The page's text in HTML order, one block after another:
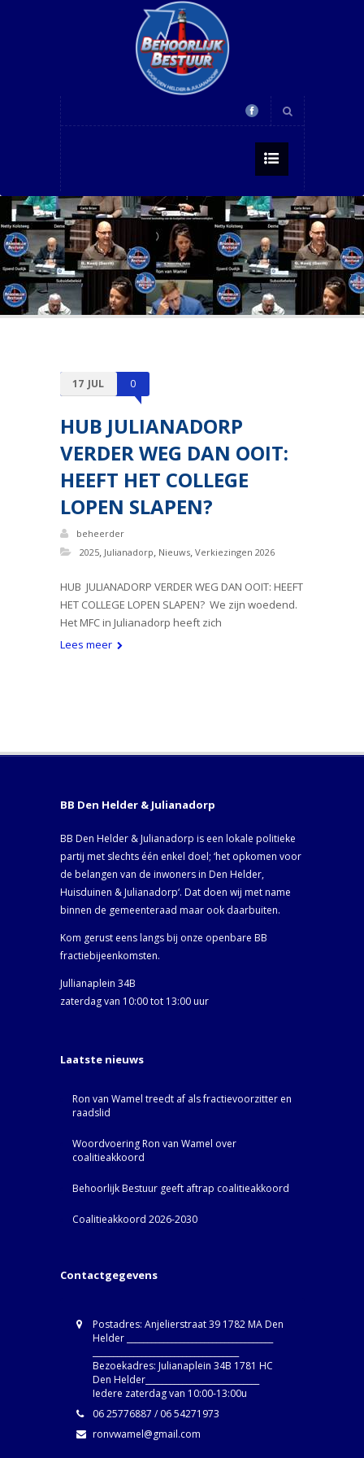
17 JUL 0
HUB JULIANADORP
VERDER WEG DAN OOIT:
HEEFT HET COLLEGE
LOPEN SLAPEN?
beheerder
2025, Julianadorp, Nieuws, Verkiezingen 2026
HUB JULIANADORP VERDER WEG DAN OOIT: HEEFT
HET COLLEGE LOPEN SLAPEN? We zijn woedend.
Het MFC in Julianadorp heeft zich
Lees meer
BB Den Helder & Julianadorp
BB Den Helder & Julianadorp is een lokale politieke
partij met slechts één enkel doel; ‘het opkomen voor
de belangen van de inwoners in Den Helder,
Huisduinen & Julianadorp‘. Dat doen wij met name
binnen de gemeenteraad maar ook daarbuiten.
Kom gerust eens langs bij onze openbare BB
fractiebijeenkomsten.
Jullianaplein 34B
zaterdag van 10:00 tot 13:00 uur
Laatste nieuws
Ron van Wamel treedt af als fractievoorzitter en
raadslid
Woordvoering Ron van Wamel over
coalitieakkoord
Behoorlijk Bestuur geeft aftrap coalitieakkoord
Coalitieakkoord 2026-2030
Contactgegevens
Postadres: Anjelierstraat 39 1782 MA Den
Helder ____________________________________
Bezoekadres: Julianaplein 34B 1781 HC
Den Helder____________________________
Iedere zaterdag van 10:00-13:00u
06 25776887 / 06 54271973
ronvwamel@gmail.com